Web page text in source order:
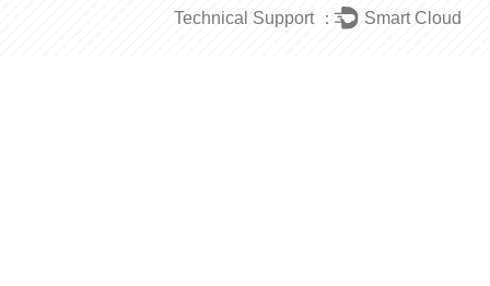
Technical Support ： Smart Cloud